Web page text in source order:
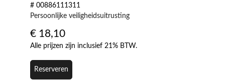
# 00886111311
Persoonlijke veiligheidsuitrusting
€ 18,10
Alle prijzen zijn inclusief 21% BTW.
Reserveren